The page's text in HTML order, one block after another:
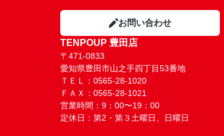
お問い合わせ
TENPOUP 豊田店
〒471-0833
愛知県豊田市山之手四丁目53番地
ＴＥＬ：0565-28-1020
ＦＡＸ：0565-28-1021
営業時間：9：00〜19：00
定休日：第2・第３土曜日、日曜日